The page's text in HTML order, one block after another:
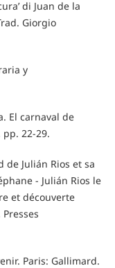
di Juan de la
Giorgio
y
El carnaval de
pp. 22-29.
de Julián Rios et sa
- Julián Rios le
et découverte
Paris: Gallimard.